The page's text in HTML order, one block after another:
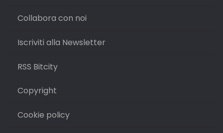
Collabora con noi
Iscriviti alla Newsletter
RSS Bitcity
Copyright
Cookie policy